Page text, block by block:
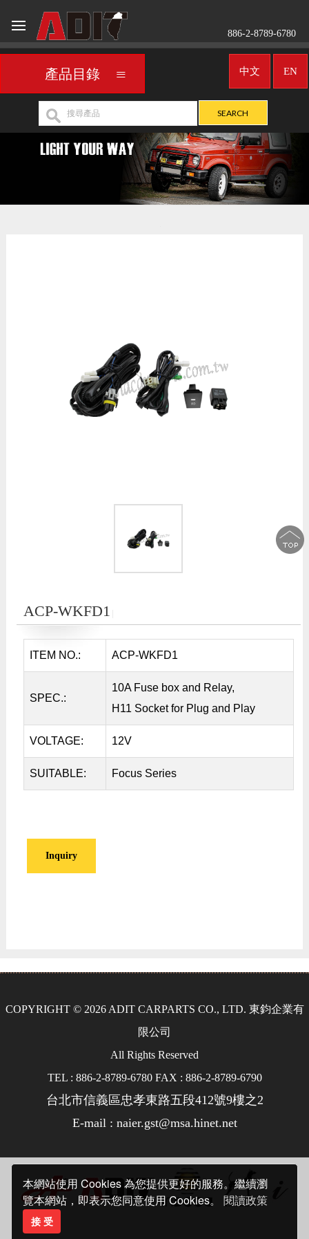
本網站使用 Cookies 為您提供更好的服務。繼續瀏
覽本網站，即表示您同意使用 Cookies。
閱讀政策
接 受
886-2-8789-6780
產品目錄 EN
中文
ACP-WKFD1
ITEM NO.: ACP-WKFD1
SPEC.:
10A Fuse box and Relay,
H11 Socket for Plug and Play
VOLTAGE: 12V
SUITABLE: Focus Series
Inquiry
COPYRIGHT © 2026 ADIT CARPARTS CO., LTD. 東鈞企業有
限公司
All Rights Reserved
TEL : 886-2-8789-6780 FAX : 886-2-8789-6790
台北市信義區忠孝東路五段412號9樓之2
E-mail : naier.gst@msa.hinet.net